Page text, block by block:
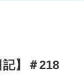
記】＃218